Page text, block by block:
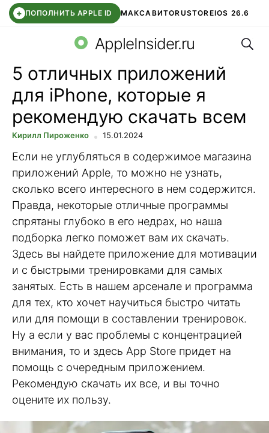
+ ПОПОЛНИТЬ APPLE ID МАКСАВИТОRUSTOREIOS 26.6
СБЕР КИДС ВТБ ОНЛАЙН ЧАТ В ROBLOX
AppleInsider.ru
5 отличных приложений
для iPhone, которые я
рекомендую скачать всем
Кирилл Пироженко 15.01.2024
Если не углубляться в содержимое магазина
приложений Apple, то можно не узнать,
сколько всего интересного в нем содержится.
Правда, некоторые отличные программы
спрятаны глубоко в его недрах, но наша
подборка легко поможет вам их скачать.
Здесь вы найдете приложение для мотивации
и с быстрыми тренировками для самых
занятых. Есть в нашем арсенале и программа
для тех, кто хочет научиться быстро читать
или для помощи в составлении тренировок.
Ну а если у вас проблемы с концентрацией
внимания, то и здесь App Store придет на
помощь с очередным приложением.
Рекомендую скачать их все, и вы точно
оцените их пользу.